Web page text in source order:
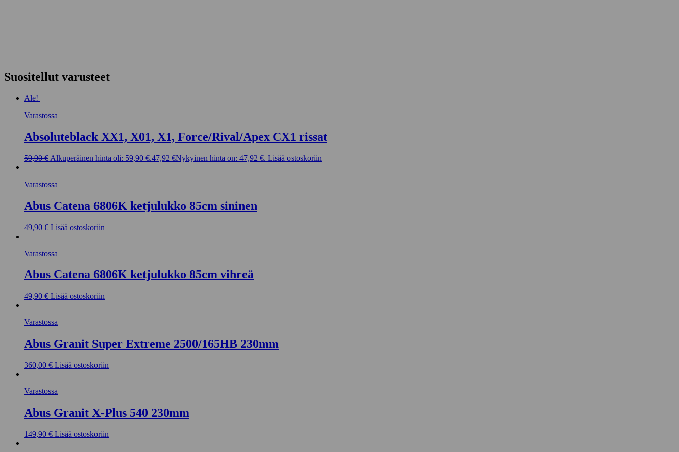
Suositellut varusteet
Ale!
Varastossa
Absoluteblack XX1, X01, X1, Force/Rival/Apex CX1 rissat
59,90€ Alkuperäinen hinta oli: 59,90 €.47,92 €Nykyinen hinta on: 47,92 €. Lisää ostoskoriin
Varastossa
Abus Catena 6806K ketjulukko 85cm sininen
49,90 € Lisää ostoskoriin
Varastossa
Abus Catena 6806K ketjulukko 85cm vihreä
49,90 € Lisää ostoskoriin
Varastossa
Abus Granit Super Extreme 2500/165HB 230mm
360,00 € Lisää ostoskoriin
Varastossa
Abus Granit X-Plus 540 230mm
149,90 € Lisää ostoskoriin